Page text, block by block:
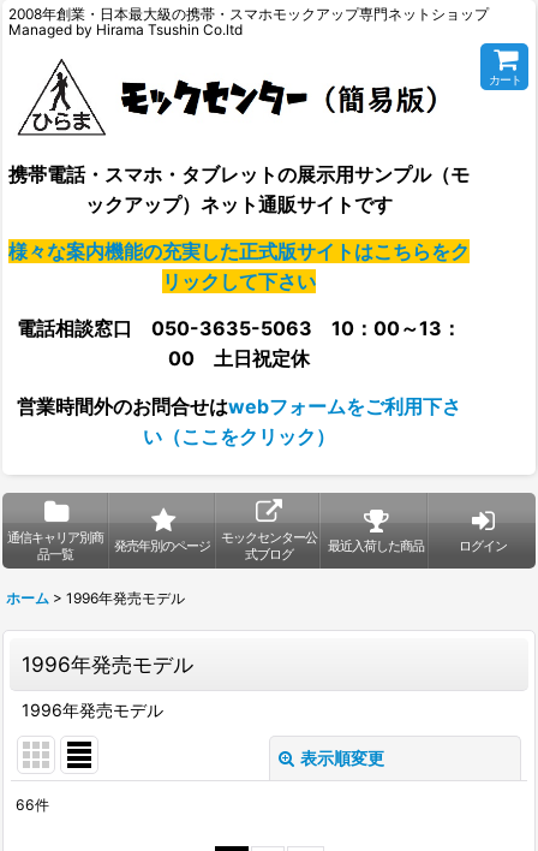
2008年創業・日本最大級の携帯・スマホモックアップ専門ネットショップ
Managed by Hirama Tsushin Co.ltd
携帯電話・スマホ・タブレットの展示用サンプル（モ
ックアップ）ネット通販サイトです
様々な案内機能の充実した正式版サイトはこちらをク
リックして下さい
電話相談窓口 050-3635-5063 10：00～13：
00 土日祝定休
営業時間外のお問合せはwebフォームをご利用下さ
い（ここをクリック）
カート
通信キャリア別商
品一覧
発売年別のページ
モックセンター公
式ブログ
最近入荷した商品 ログイン
ホーム > 1996年発売モデル
1996年発売モデル
1996年発売モデル
表示順変更
66件